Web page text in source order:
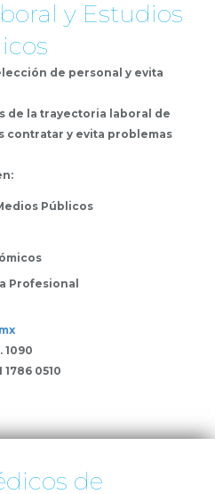
y Estudios
de personal y evita
de la trayectoria laboral de
contratar y evita problemas
Públicos
Profesional
1090
0510
de